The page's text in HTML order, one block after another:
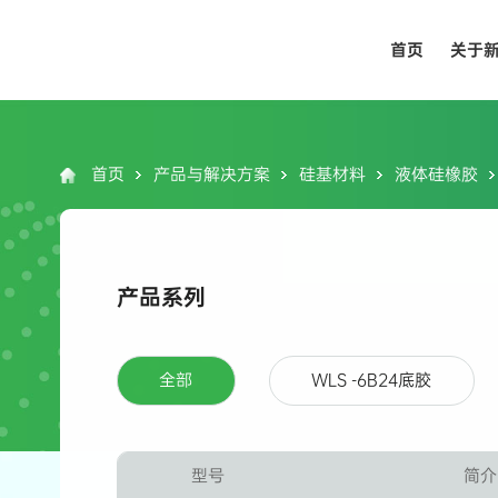
首页 关于
首页 产品与解决方案 硅基材料 液体硅橡胶
产品系列
全部 WLS -6B24底胶
型号 简介